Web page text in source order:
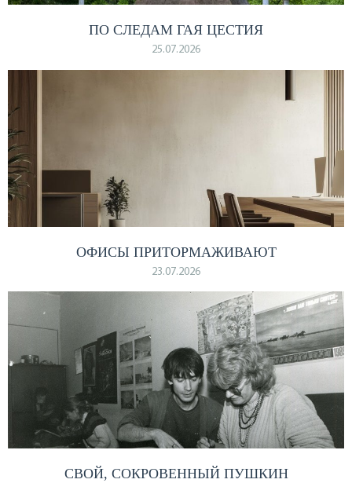
ПО СЛЕДАМ ГАЯ ЦЕСТИЯ
25.07.2026
ОФИСЫ ПРИТОРМАЖИВАЮТ
23.07.2026
СВОЙ, СОКРОВЕННЫЙ ПУШКИН